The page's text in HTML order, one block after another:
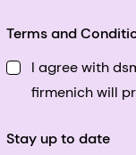
Terms and
I agree with
firmenich will
Stay up to date